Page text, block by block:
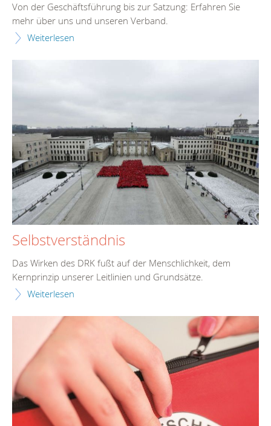
Von der Geschäftsführung bis zur Satzung: Erfahren Sie
mehr über uns und unseren Verband.
Weiterlesen
Selbstverständnis
Das Wirken des DRK fußt auf der Menschlichkeit, dem
Kernprinzip unserer Leitlinien und Grundsätze.
Weiterlesen